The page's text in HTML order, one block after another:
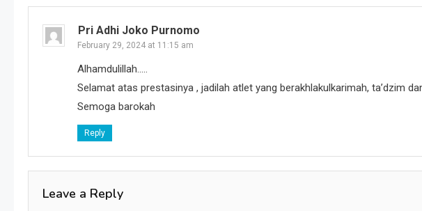
Pri Adhi Joko Purnomo
February 29, 2024 at 11:15 am
Alhamdulillah…..
Selamat atas prestasinya , jadilah atlet yang berakhlakulkarimah, ta’dzim
Semoga barokah
Reply
Leave a Reply